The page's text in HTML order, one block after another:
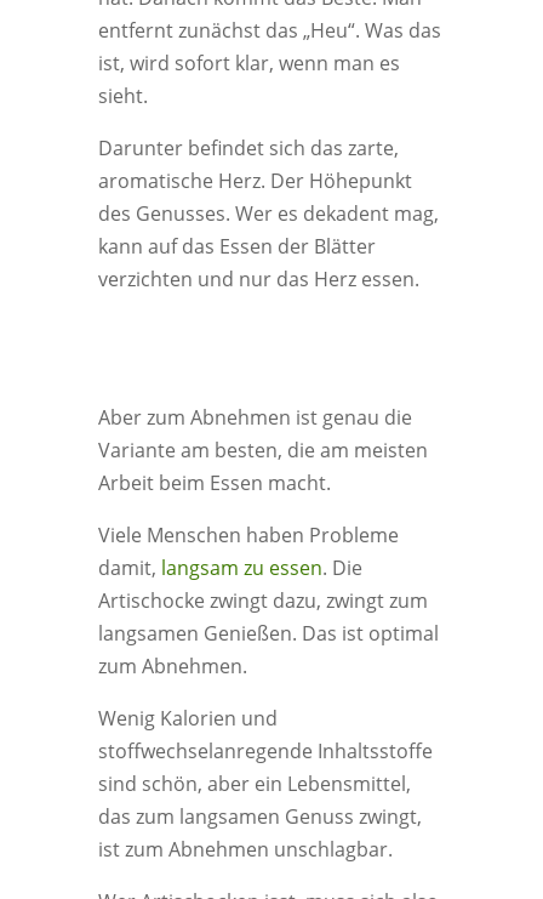
entfernt zunächst das „Heu“. Was das
ist, wird sofort klar, wenn man es
sieht.
Darunter befindet sich das zarte,
aromatische Herz. Der Höhepunkt
des Genusses. Wer es dekadent mag,
kann auf das Essen der Blätter
verzichten und nur das Herz essen.
Aber zum Abnehmen ist genau die
Variante am besten, die am meisten
Arbeit beim Essen macht.
Viele Menschen haben Probleme
damit, langsam zu essen. Die
Artischocke zwingt dazu, zwingt zum
langsamen Genießen. Das ist optimal
zum Abnehmen.
Wenig Kalorien und
stoffwechselanregende Inhaltsstoffe
sind schön, aber ein Lebensmittel,
das zum langsamen Genuss zwingt,
ist zum Abnehmen unschlagbar.